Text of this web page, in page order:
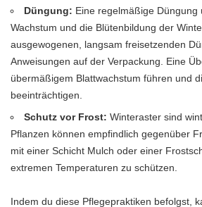
Düngung: Eine regelmäßige Düngung
Wachstum und die Blütenbildung der
ausgewogenen, langsam freisetzenden
Anweisungen auf der Verpackung. Eine
übermäßigem Blattwachstum führen und
beeinträchtigen.
Schutz vor Frost: Winteraster sind
Pflanzen können empfindlich gegenüber
mit einer Schicht Mulch oder einer
extremen Temperaturen zu schützen.
Indem du diese Pflegepraktiken befolgst,